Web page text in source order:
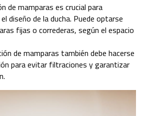
de mamparas es crucial para
diseño de la ducha. Puede optarse
fijas o correderas, según el espacio
de mamparas también debe hacerse
para evitar filtraciones y garantizar